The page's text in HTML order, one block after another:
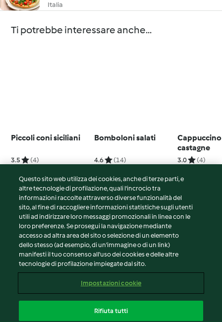
Italia
Ti potrebbe interessare anche...
Piccoli coni siciliani
3.5 (4)
Bomboloni salati
4.6 (14)
castagne
3.0 (4)
© Copyright 2026
Termini del servizio
Informativa sulla privacy
Avvertenze generali
Note legali
Contenuto del rapporto
Dichiarazione di accessibilità
Questo sito web utilizza dei cookies, anche di terze parti, e
altre tecnologie di profilazione, quali l’incrocio tra
informazioni raccolte attraverso diverse funzionalità del
sito, al fine di raccogliere informazioni statistiche sugli utenti
utili ad indirizzare loro messaggi promozionali in linea con le
loro preferenze. Se prosegui la navigazione mediante
accesso ad altra area del sito o selezione di un elemento
dello stesso (ad esempio, di un'immagine o di un link)
manifesti il tuo consenso all'uso dei cookies e delle altre
tecnologie di profilazione impiegate dal sito.
Impostazioni cookie
Rifiuta tutti